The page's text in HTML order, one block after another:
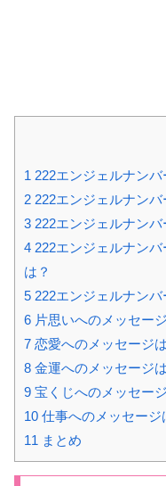
1 222エンジェルナン
2 222エンジェルナンバ
3 222エンジェルナンバ
4 222エンジェルナン
は？
5 222エンジェルナン
6 片思いへのメッセー
7 恋愛へのメッセージ
8 金運へのメッセージ
9 宝くじへのメッセー
10 仕事へのメッセージ
11 まとめ